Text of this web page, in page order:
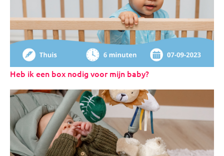
Heb ik een box nodig voor mijn baby?